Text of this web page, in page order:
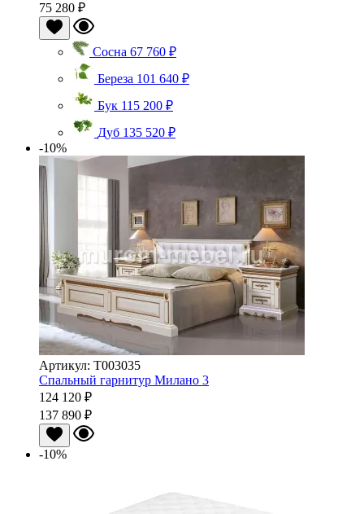
75 280 ₽
Сосна 67 760 ₽
Береза 101 640 ₽
Бук 115 200 ₽
Дуб 135 520 ₽
-10%
Артикул: Т003035
Спальный гарнитур Милано 3
124 120 ₽
137 890 ₽
-10%